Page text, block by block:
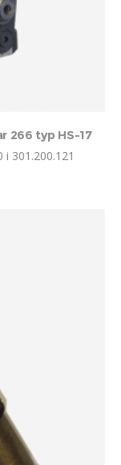
266 typ HS-17
i 301.200.121